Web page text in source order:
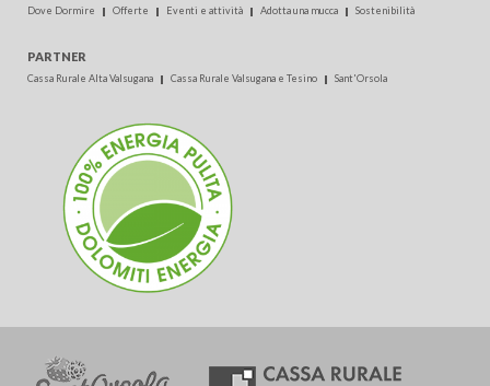
Dove Dormire Offerte Eventi e attività Adotta una mucca Sostenibilità
PARTNER
Cassa Rurale Alta Valsugana Cassa Rurale Valsugana e Tesino Sant'Orsola